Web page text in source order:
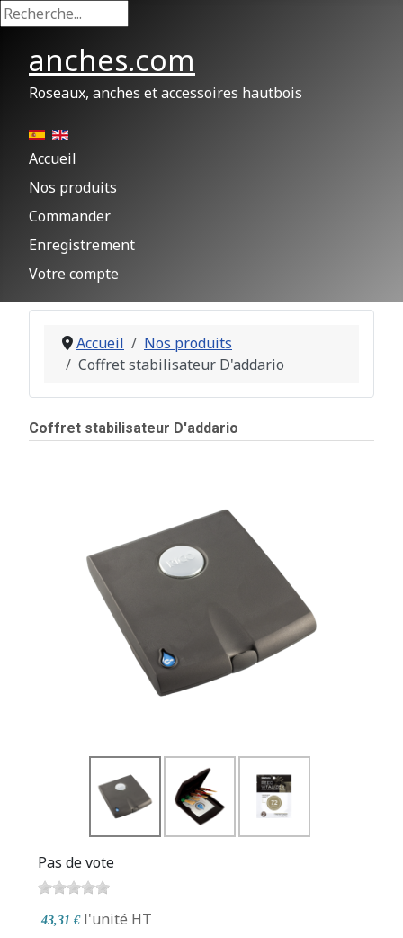
Rechercher
anches.com
Roseaux, anches et accessoires hautbois
Accueil
Nos produits
Commander
Enregistrement
Votre compte
Accueil
Nos produits
Coffret stabilisateur D'addario
Coffret stabilisateur D'addario
Pas de vote
43,31 € l'unité HT